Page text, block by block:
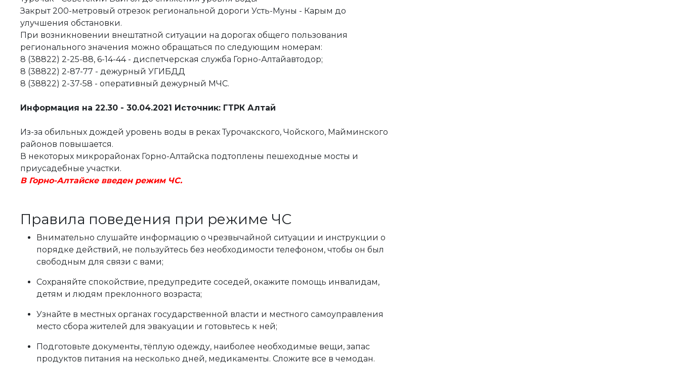
Закрыт 200-метровый отрезок региональной дороги Усть-Муны - Карым до
улучшения обстановки.
При возникновении внештатной ситуации на дорогах общего пользования
регионального значения можно обращаться по следующим номерам:
8 (38822) 2-25-88, 6-14-44 - диспетчерская служба Горно-Алтайавтодор;
8 (38822) 2-87-77 - дежурный УГИБДД
8 (38822) 2-37-58 - оперативный дежурный МЧС.
Информация на 22.30 - 30.04.2021 Источник: ГТРК Алтай
Из-за обильных дождей уровень воды в реках Турочакского, Чойского, Майминского
районов повышается.
В некоторых микрорайонах Горно-Алтайска подтоплены пешеходные мосты и
приусадебные участки.
В Горно-Алтайске введен режим ЧС.
Правила поведения при режиме ЧС
Внимательно слушайте информацию о чрезвычайной ситуации и инструкции о
порядке действий, не пользуйтесь без необходимости телефоном, чтобы он был
свободным для связи с вами;
Сохраняйте спокойствие, предупредите соседей, окажите помощь инвалидам,
детям и людям преклонного возраста;
Узнайте в местных органах государственной власти и местного самоуправления
место сбора жителей для эвакуации и готовьтесь к ней;
Подготовьте документы, тёплую одежду, наиболее необходимые вещи, запас
продуктов питания на несколько дней, медикаменты. Сложите все в чемодан.